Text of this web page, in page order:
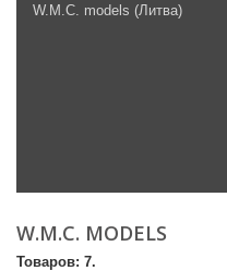
W.M.C. models (Литва)
W.M.C. MODELS
Товаров: 7.